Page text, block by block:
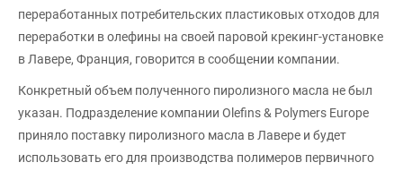
переработанных потребительских пластиковых отходов для
переработки в олефины на своей паровой крекинг-установке
в Лавере, Франция, говорится в сообщении компании.
Конкретный объем полученного пиролизного масла не был
указан. Подразделение компании Olefins & Polymers Europe
приняло поставку пиролизного масла в Лавере и будет
использовать его для производства полимеров первичного